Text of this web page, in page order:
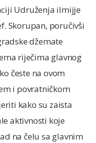
Udruženja ilmijje
Skorupan, poručivši
džemate
riječima glavnog
česte na ovom
i povratničkom
kako su zaista
aktivnosti koje
na čelu sa glavnim